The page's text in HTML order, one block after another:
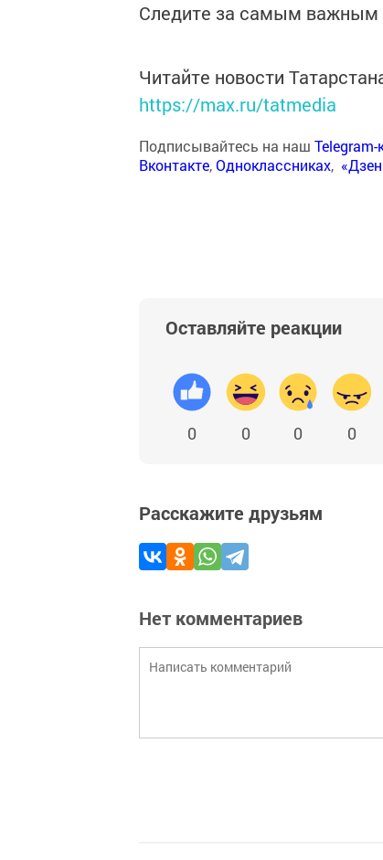
Следите за самым важным
Читайте новости
https://max.ru/tatmedia
Подписывайтесь на наш Telegram-
Вконтакте,Одноклассниках,
Оставляйте реакции
0 0 0 0
Расскажите друзьям
Нет комментариев